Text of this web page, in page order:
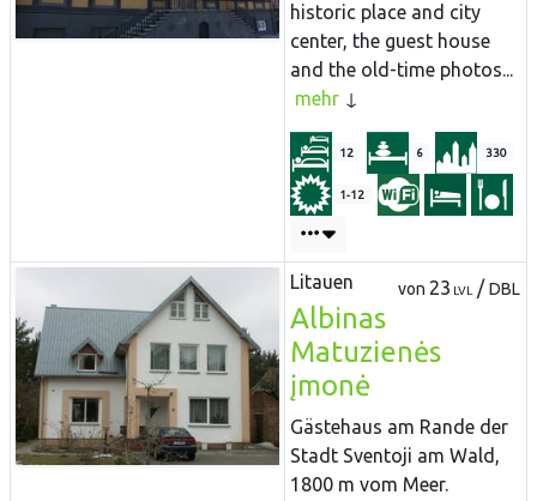
historic place and city
center, the guest house
and the old-time photos...
mehr
12 6 330
1-12
Litauen von 23 LVL /DBL
Albinas
Matuzienės
įmonė
Gästehaus am Rande der
Stadt Sventoji am Wald,
1800 m vom Meer.